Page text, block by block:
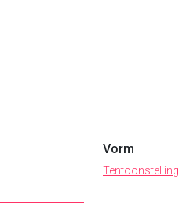
Vorm
Tentoonstelling